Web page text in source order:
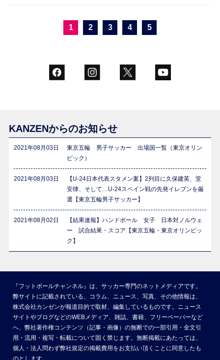
1 2 3 4 5
KANZENからのお知らせ
2021年08月03日
東京五輪 男子サッカー 出場国一覧（東京オリン
ピック）
2021年08月03日
【U-24日本代表スタメン案】2列目に久保建英、堂
安律、そして…U-24スペイン戦の先発イレブンを厳
選【東京五輪男子サッカー】
2021年08月02日
【結果速報】ハンドボール 女子 日本対ノルウェ
ー 試合結果・スコア【東京五輪・東京オリンピッ
ク】
『フットボールチャンネル』は、サッカー専門のネットメディアです。
弊サイトに記載されている、コラム、ニュース、写真、その他情報は、
株式会社カンゼンが報道目的で取材、編集しているものです。ニュース
サイトやブログなどのWEBメディア、雑誌、書籍、フリーペーパーなど
へ、弊社著作権コンテンツ（記事・画像）の無断での一部引用・全文引
用・流用・複写・転載について固く禁じます。無断掲載にあたっては、
個人・法人問わず弊社規定の掲載費用をお支払い頂くことに同意したも